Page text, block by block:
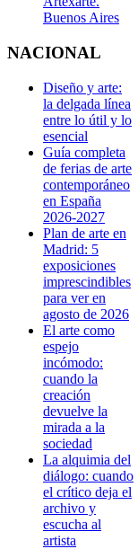
Buenos Aires
NACIONAL
Diseño y arte:
la delgada línea
entre lo útil y lo
esencial
Guía completa
de ferias de arte
contemporáneo
en España
2026-2027
Plan de arte en
Madrid: 5
exposiciones
imprescindibles
para ver en
agosto de 2026
El arte como
espejo
incómodo:
cuando la
creación
devuelve la
mirada a la
sociedad
La alquimia del
diálogo: cuando
el crítico deja el
archivo y
escucha al
artista